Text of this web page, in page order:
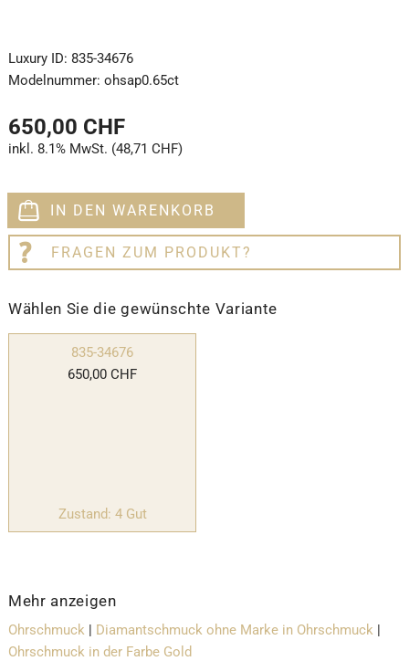
Luxury ID: 835-34676
Modelnummer: ohsap0.65ct
650,00 CHF
inkl. 8.1% MwSt. (48,71 CHF)
IN DEN WARENKORB
FRAGEN ZUM PRODUKT?
Wählen Sie die gewünschte Variante
835-34676
650,00 CHF
Zustand: 4 Gut
Mehr anzeigen
Ohrschmuck | Diamantschmuck ohne Marke in Ohrschmuck |
Ohrschmuck in der Farbe Gold